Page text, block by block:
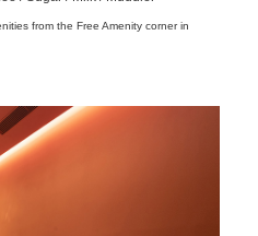
from the Free Amenity corner in